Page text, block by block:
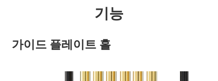
기능
가이드 플레이트 홀